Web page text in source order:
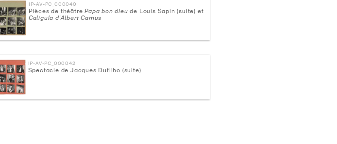
IP-AV-PC_000040
Pièces de théâtrePapa bon dieude Louis Sapin (suite) et
Caligula d'Albert Camus
IP-AV-PC_000042
Spectacle de Jacques Dufilho (suite)